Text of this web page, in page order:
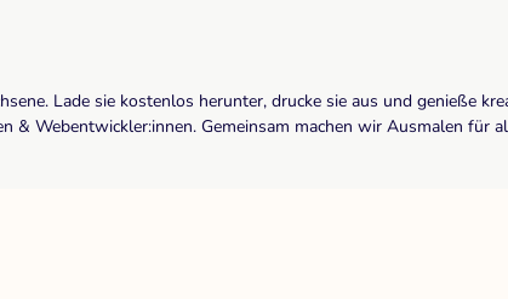
Lade sie kostenlos herunter, drucke sie aus und genieße
& Webentwickler:innen. Gemeinsam machen wir Ausmalen für